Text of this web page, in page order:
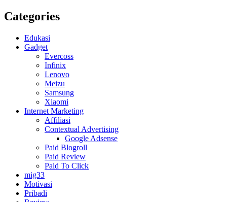
Categories
Edukasi
Gadget
Evercoss
Infinix
Lenovo
Meizu
Samsung
Xiaomi
Internet Marketing
Affiliasi
Contextual Advertising
Google Adsense
Paid Blogroll
Paid Review
Paid To Click
mig33
Motivasi
Pribadi